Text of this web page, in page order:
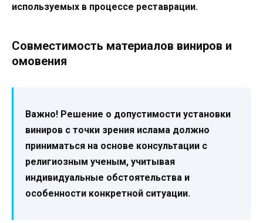
используемых в процессе реставрации.
Совместимость материалов виниров и
омовения
Важно! Решение о допустимости установки
виниров с точки зрения ислама должно
приниматься на основе консультации с
религиозным ученым, учитывая
индивидуальные обстоятельства и
особенности конкретной ситуации.